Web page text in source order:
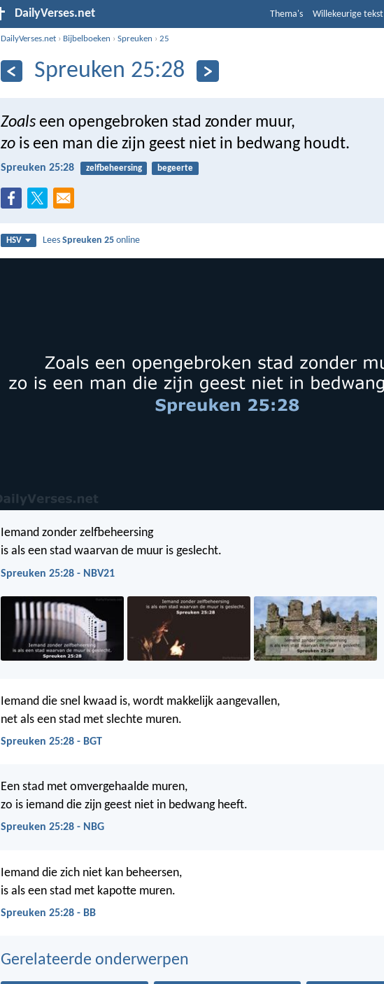
DailyVerses.net Thema's Willekeurige tekst
DailyVerses.net › Bijbelboeken ›Spreuken ›25
Spreuken 25:28
Zoals een opengebroken stad zonder muur,
zo is een man die zijn geest niet in bedwang houdt.
Spreuken 25:28 zelfbeheersing begeerte
HSV LeesSpreuken 25 online
Iemand zonder zelfbeheersing
is als een stad waarvan de muur is geslecht.
Spreuken 25:28 - NBV21
Iemand die snel kwaad is, wordt makkelijk aangevallen,
net als een stad met slechte muren.
Spreuken 25:28 - BGT
Een stad met omvergehaalde muren,
zo is iemand die zijn geest niet in bedwang heeft.
Spreuken 25:28 - NBG
Iemand die zich niet kan beheersen,
is als een stad met kapotte muren.
Spreuken 25:28 - BB
Gerelateerde onderwerpen